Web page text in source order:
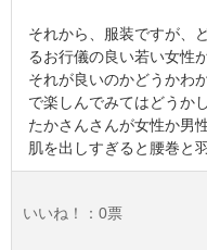
それから、服装ですが、
るお行儀の良い若い女性
それが良いのかどうかわ
で楽しんでみてはどうか
たかさんさんが女性か男
肌を出しすぎると腰巻と
いいね！： 0票